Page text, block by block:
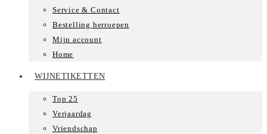
Service & Contact
Bestelling herroepen
Mijn account
Home
WIJNETIKETTEN
Top 25
Verjaardag
Vriendschap